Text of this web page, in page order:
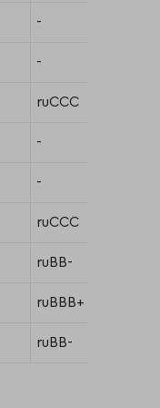
-
-
ruCCC
-
-
ruCCC
ruBB-
ruBBB+
ruBB-